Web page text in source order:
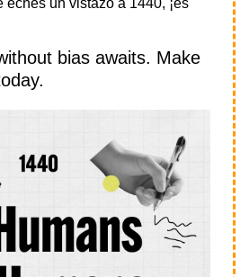
eches un vistazo a 1440, ¡es
bias awaits. Make